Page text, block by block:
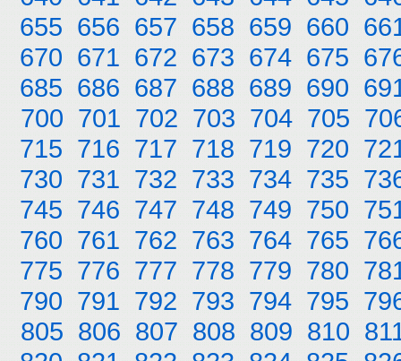
655 656 657 658 659 660
670 671 672 673 674 675
685 686 687 688 689 690
700 701 702 703 704 705
715 716 717 718 719 720
730 731 732 733 734 735
745 746 747 748 749 750
760 761 762 763 764 765
775 776 777 778 779 780
790 791 792 793 794 795
805 806 807 808 809 810